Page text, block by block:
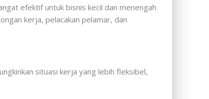
efektif untuk bisnis kecil dan menengah
kerja, pelacakan pelamar, dan
situasi kerja yang lebih fleksibel,